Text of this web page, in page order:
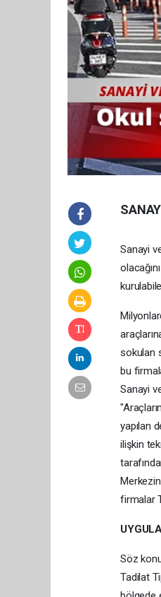
Sanayi
sokulan
bu
Sanayi
yapılan
ilişkin
firmalar
Söz
Tadilat